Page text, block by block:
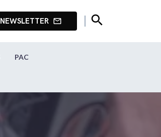
NEWSLETTER mail_outline search
PAC